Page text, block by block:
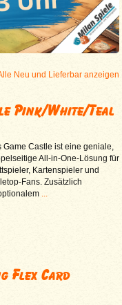
Neu und Lieferbar anzeigen
Pink/White/Teal
Game Castle ist eine geniale,
All-in-One-Lösung für
Kartenspieler und
Fans. Zusätzlich
...
Flex Card